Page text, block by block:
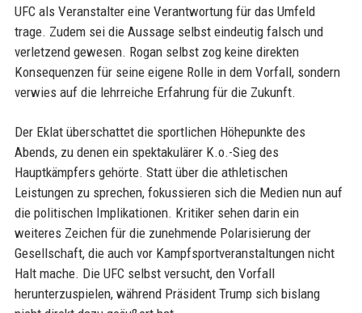
UFC als Veranstalter eine Verantwortung für das Umfeld
trage. Zudem sei die Aussage selbst eindeutig falsch und
verletzend gewesen. Rogan selbst zog keine direkten
Konsequenzen für seine eigene Rolle in dem Vorfall, sondern
verwies auf die lehrreiche Erfahrung für die Zukunft.
Der Eklat überschattet die sportlichen Höhepunkte des
Abends, zu denen ein spektakulärer K.o.-Sieg des
Hauptkämpfers gehörte. Statt über die athletischen
Leistungen zu sprechen, fokussieren sich die Medien nun auf
die politischen Implikationen. Kritiker sehen darin ein
weiteres Zeichen für die zunehmende Polarisierung der
Gesellschaft, die auch vor Kampfsportveranstaltungen nicht
Halt mache. Die UFC selbst versucht, den Vorfall
herunterzuspielen, während Präsident Trump sich bislang